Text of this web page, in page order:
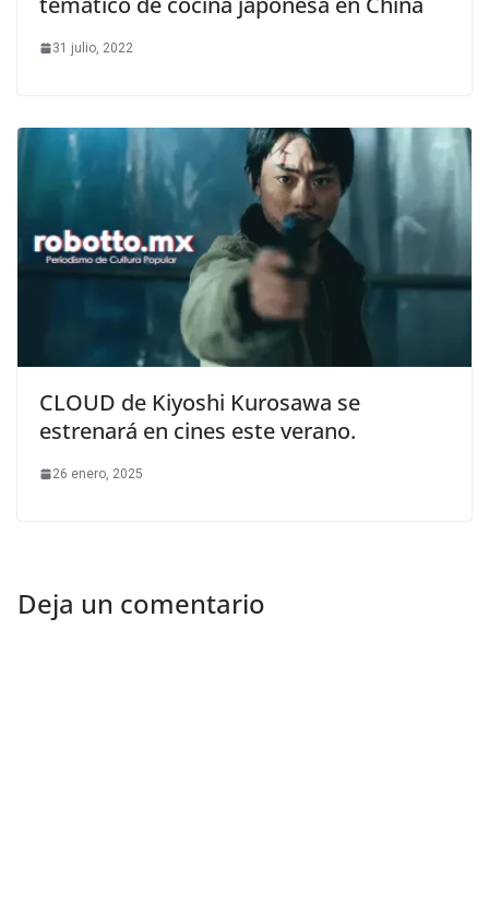
31 julio, 2022
CLOUD de Kiyoshi Kurosawa se
estrenará en cines este verano.
26 enero, 2025
Deja un comentario